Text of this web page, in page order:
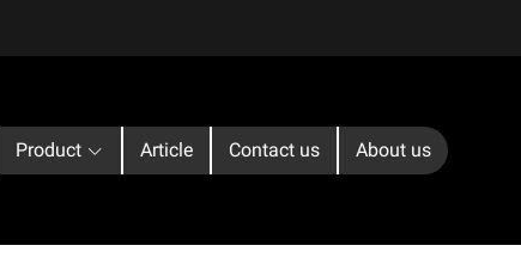
Product Article Contact us About us